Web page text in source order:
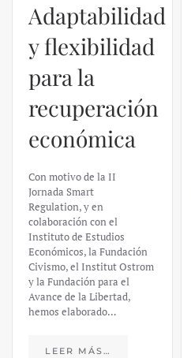
Adaptabilidad
y flexibilidad
para la
recuperación
económica
Con motivo de la II
Jornada Smart
Regulation, y en
colaboración con el
Instituto de Estudios
Económicos, la Fundación
Civismo, el Institut Ostrom
y la Fundación para el
Avance de la Libertad,
hemos elaborado…
LEER MÁS…